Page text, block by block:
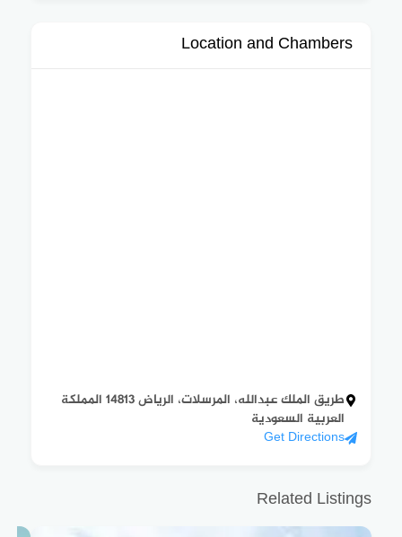
Location and Chambers
طريق الملك عبدالله، المرسلات، الرياض 14813 المملكة
العربية السعودية
Get Directions
Related Listings